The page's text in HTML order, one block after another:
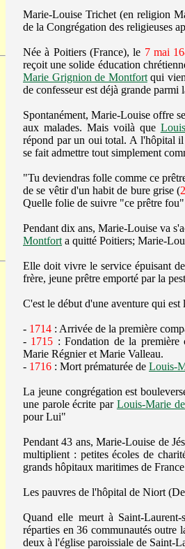
Marie-Louise Trichet (en religion
de la Congrégation des religieuses
Née à Poitiers (France), le 7 mai
reçoit une solide éducation
Marie Grignion de Montfortqui
de confesseur est déjà grande
Spontanément, Marie-Louise offre
aux malades. Mais voilà que
répond par un oui total. A l'hôpital
se fait admettre tout simplement
"Tu deviendras folle comme ce
de se vêtir d'un habit de bure grise (
Quelle folie de suivre "ce prêtre
Pendant dix ans, Marie-Louise va
Montfort a quitté Poitiers; Marie-
Elle doit vivre le service épuisant
frère, jeune prêtre emporté par la
C'est le début d'une aventure qui
- 1714 : Arrivée de la première
- 1715 : Fondation de la première
Marie Régnier et Marie Valleau.
- 1716 : Mort prématurée de Louis-
La jeune congrégation est
une parole écrite par Louis-Marie
pour Lui"
Pendant 43 ans, Marie-Louise de
multiplient : petites écoles de
grands hôpitaux maritimes de
Les pauvres de l'hôpital de Niort
Quand elle meurt à Saint-
réparties en 36 communautés outre
deux à l'église paroissiale de Saint-